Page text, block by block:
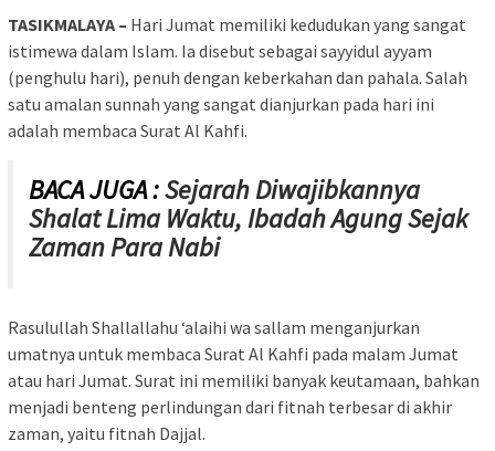
TASIKMALAYA – Hari Jumat memiliki kedudukan yang sangat
istimewa dalam Islam. Ia disebut sebagai sayyidul ayyam
(penghulu hari), penuh dengan keberkahan dan pahala. Salah
satu amalan sunnah yang sangat dianjurkan pada hari ini
adalah membaca Surat Al Kahfi.
BACA JUGA :Sejarah Diwajibkannya
Shalat Lima Waktu, Ibadah Agung Sejak
Zaman Para Nabi
Rasulullah Shallallahu ‘alaihi wa sallam menganjurkan
umatnya untuk membaca Surat Al Kahfi pada malam Jumat
atau hari Jumat. Surat ini memiliki banyak keutamaan, bahkan
menjadi benteng perlindungan dari fitnah terbesar di akhir
zaman, yaitu fitnah Dajjal.